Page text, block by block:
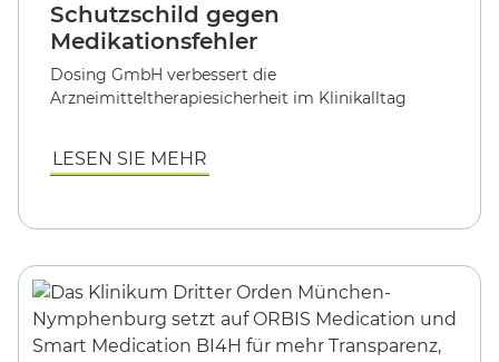
Schutzschild gegen
Medikationsfehler
Dosing GmbH verbessert die
Arzneimitteltherapiesicherheit im Klinikalltag
LESEN SIE MEHR